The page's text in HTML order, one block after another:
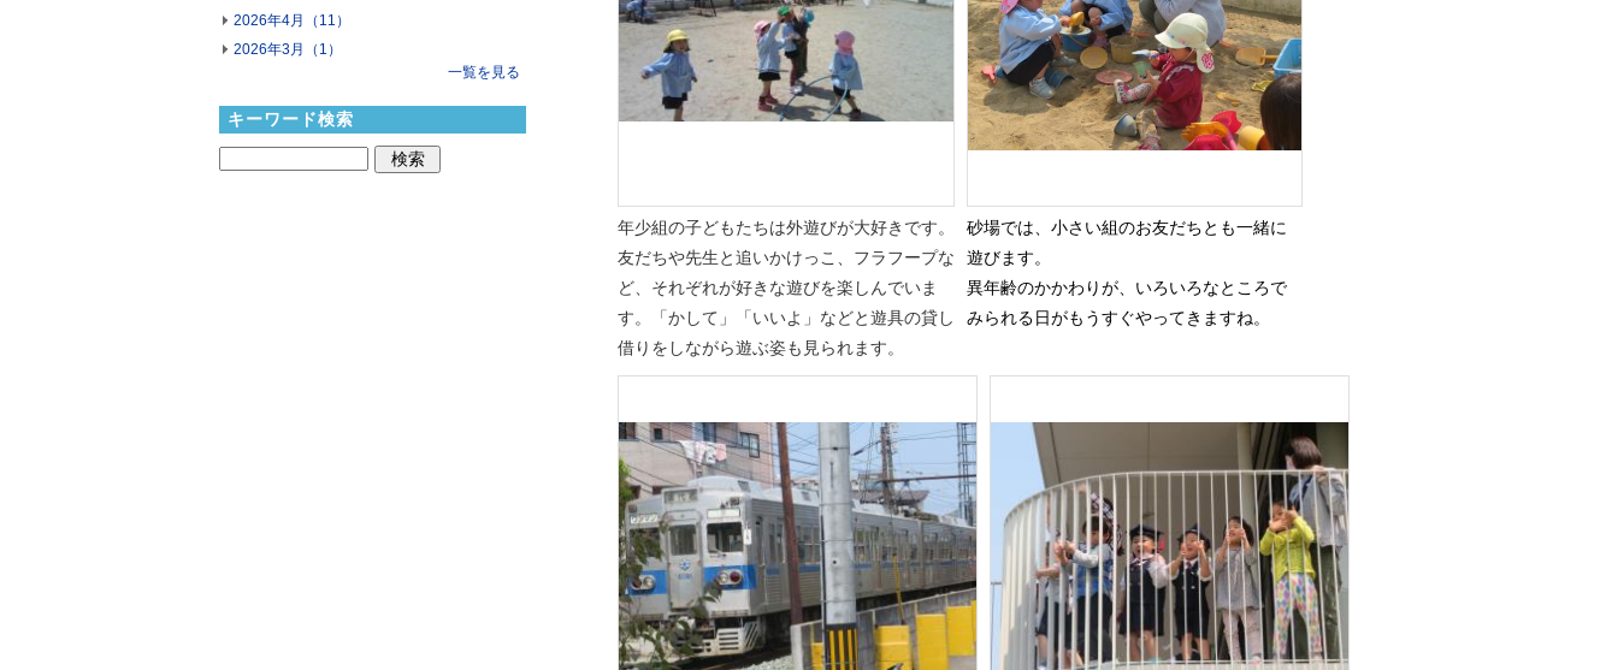
2026年4月（11）
2026年3月（1）
一覧を見る
キーワード検索
年少組の子どもたちは外遊びが大好きです。
友だちや先生と追いかけっこ、フラフープな
ど、それぞれが好きな遊びを楽しんでいま
す。「かして」「いいよ」などと遊具の貸し
借りをしながら遊ぶ姿も見られます。
砂場では、小さい組のお友だちとも一緒に
遊びます。
異年齢のかかわりが、いろいろなところで
みられる日がもうすぐやってきますね。